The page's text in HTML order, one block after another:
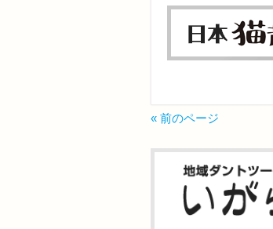
« 前のページ